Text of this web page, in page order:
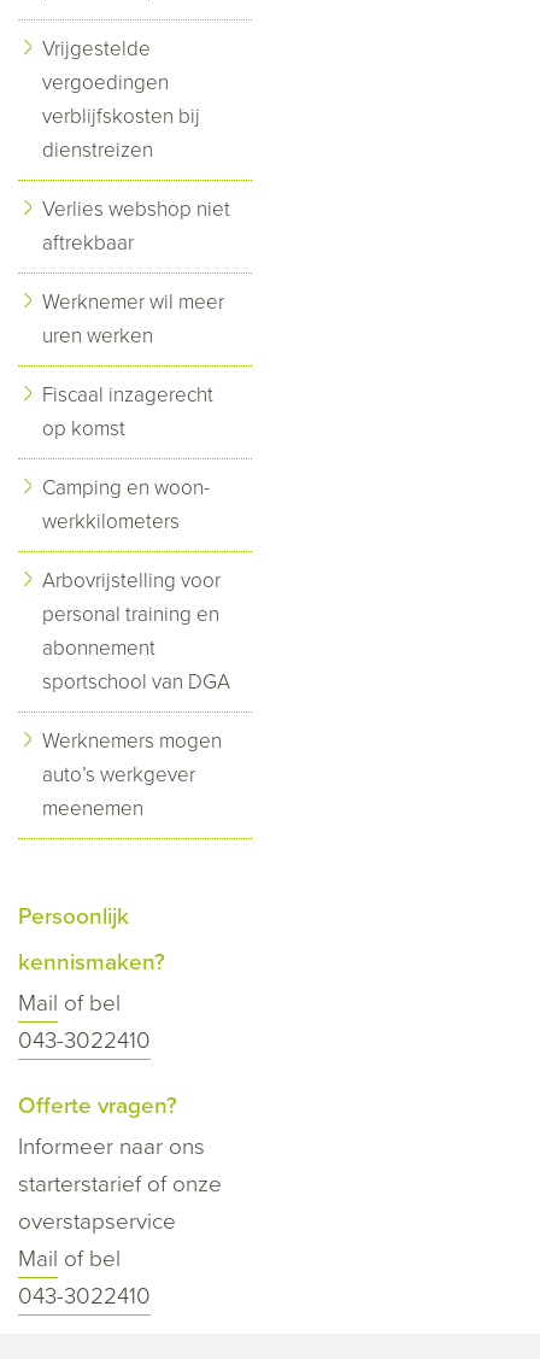
Vrijgestelde
vergoedingen
verblijfskosten bij
dienstreizen
Verlies webshop niet
aftrekbaar
Werknemer wil meer
uren werken
Fiscaal inzagerecht
op komst
Camping en woon-
werkkilometers
Arbovrijstelling voor
personal training en
abonnement
sportschool van DGA
Werknemers mogen
auto’s werkgever
meenemen
Persoonlijk
kennismaken?
Mail of bel
043-3022410
Offerte vragen?
Informeer naar ons
starterstarief of onze
overstapservice
Mail of bel
043-3022410